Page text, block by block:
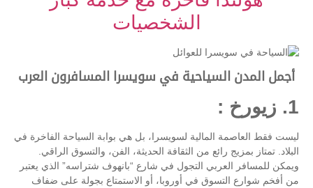
الشخصيات
أجمل المدن السياحية في سويسرا المسافرون العرب
1. زيورخ :
ليست فقط العاصمة المالية لسويسرا، بل هي بوابة السياحة الفاخرة في
البلاد. تمتاز بمزيج رائع من الثقافة الحديثة، الفن، والتسوق الراقي.
ويمكن للمسافر العربي التجول في شارع “بانهوف شتراسه” الذي يعتبر
من أفخم شوارع التسوق في أوروبا، أو الاستمتاع بجولة على ضفاف